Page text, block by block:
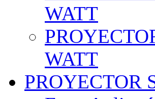
WATT
WATT
PROYECTOR